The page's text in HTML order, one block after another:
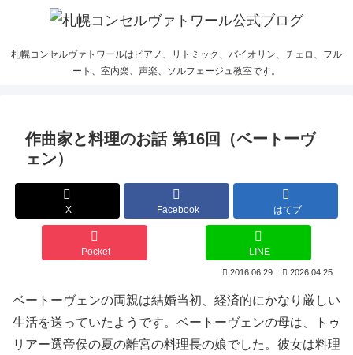
札幌コンセルヴァトワールはピアノ、リトミック、バイオリン、チェロ、フル
ート、室内楽、声楽、ソルフェージュ教室です。
作曲家と料理のお話 第16回（ベートーヴ
ェン）
X Facebook はてブ
Pocket LINE
2016.06.29 2026.04.25
ベートーヴェンの両親は結婚当初、経済的にかなり厳しい
生活を送っていたようです。ベートーヴェンの母は、トゥ
リアー選帝侯の夏の離宮の料理長の娘でした。彼女は料理